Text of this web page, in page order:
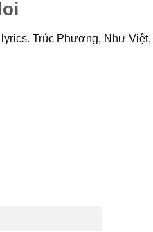
Trúc Phương, Như Việt,